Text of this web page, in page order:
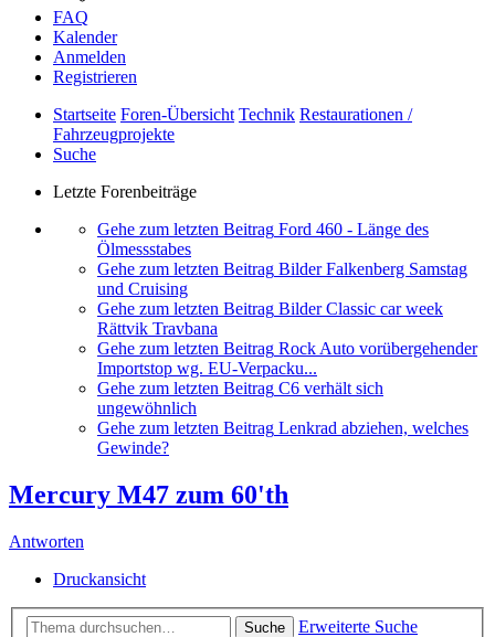
FAQ
Kalender
Anmelden
Registrieren
Startseite Foren-Übersicht Technik Restaurationen /
Fahrzeugprojekte
Suche
Letzte Forenbeiträge
Gehe zum letzten Beitrag Ford 460 - Länge des
Ölmessstabes
Gehe zum letzten Beitrag Bilder Falkenberg Samstag
und Cruising
Gehe zum letzten Beitrag Bilder Classic car week
Rättvik Travbana
Gehe zum letzten Beitrag Rock Auto vorübergehender
Importstop wg. EU-Verpacku...
Gehe zum letzten Beitrag C6 verhält sich
ungewöhnlich
Gehe zum letzten Beitrag Lenkrad abziehen, welches
Gewinde?
Mercury M47 zum 60'th
Antworten
Druckansicht
Suche
Erweiterte Suche